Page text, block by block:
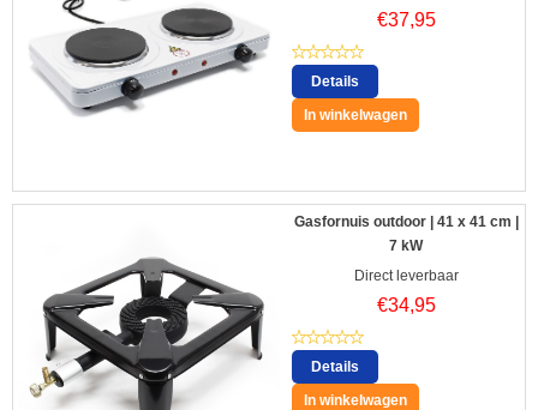
€37,95
Details
In winkelwagen
Gasfornuis outdoor | 41 x 41 cm |
7 kW
Direct leverbaar
€34,95
Details
In winkelwagen